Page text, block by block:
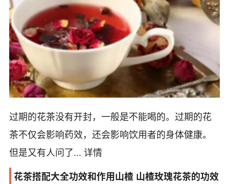
过期的花茶没有开封，一般是不能喝的。过期的花
茶不仅会影响药效，还会影响饮用者的身体健康。
但是又有人问了... 详情
花茶搭配大全功效和作用山楂 山楂玫瑰花茶的功效